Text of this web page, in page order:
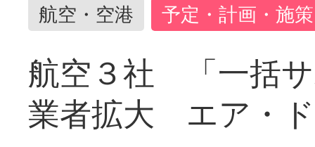
航空・空港 予定・計画・施策
航空３社 「一括
業者拡大 エア・